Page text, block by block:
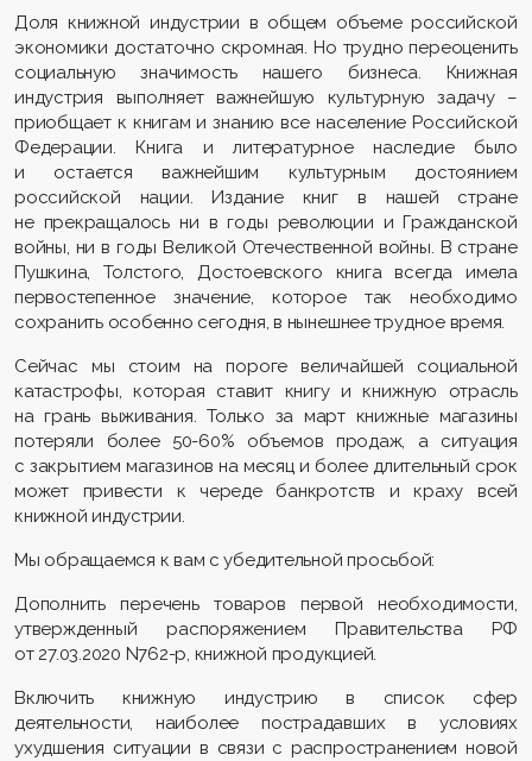
Доля книжной индустрии в общем объеме российской
экономики достаточно скромная. Но трудно переоценить
социальную значимость нашего бизнеса. Книжная
индустрия выполняет важнейшую культурную задачу –
приобщает к книгам и знанию все население Российской
Федерации. Книга и литературное наследие было
и остается важнейшим культурным достоянием
российской нации. Издание книг в нашей стране
не прекращалось ни в годы революции и Гражданской
войны, ни в годы Великой Отечественной войны. В стране
Пушкина, Толстого, Достоевского книга всегда имела
первостепенное значение, которое так необходимо
сохранить особенно сегодня, в нынешнее трудное время.
Сейчас мы стоим на пороге величайшей социальной
катастрофы, которая ставит книгу и книжную отрасль
на грань выживания. Только за март книжные магазины
потеряли более 50-60% объемов продаж, а ситуация
с закрытием магазинов на месяц и более длительный срок
может привести к череде банкротств и краху всей
книжной индустрии.
Мы обращаемся к вам с убедительной просьбой:
Дополнить перечень товаров первой необходимости,
утвержденный распоряжением Правительства РФ
от 27.03.2020 N762-р, книжной продукцией.
Включить книжную индустрию в список сфер
деятельности, наиболее пострадавших в условиях
ухудшения ситуации в связи с распространением новой